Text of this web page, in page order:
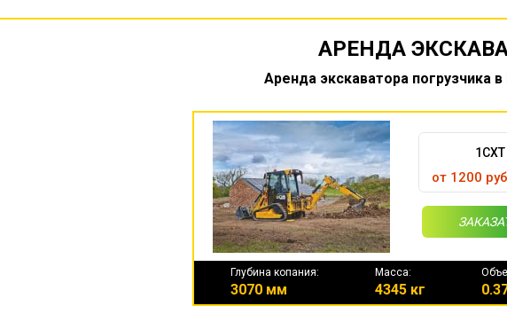
АРЕНДА
Аренда экскаватора погрузчика
1CXT
от 1200
Глубина копания:
3070 мм
Масса:
4345 кг